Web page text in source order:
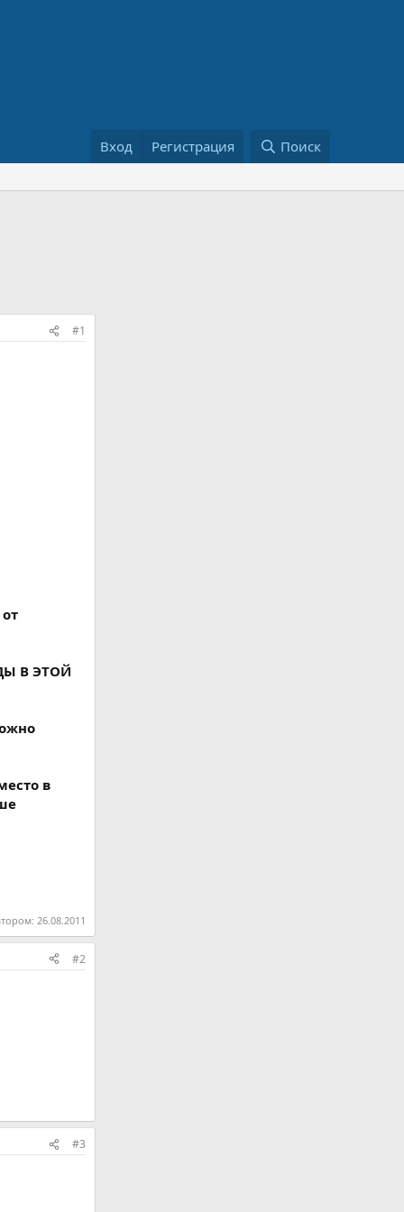
Вход Регистрация Поиск
#1
В ЭТОЙ
в
26.08.2011
#2
#3